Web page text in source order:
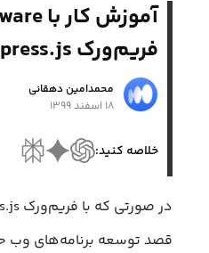
فریم‌ورک Express.js
محمد‌امین دهقانی
۱۸ اسفند ۱۳۹۹
خلاصه کنید:
قصد توسعه برنامه‌های وب